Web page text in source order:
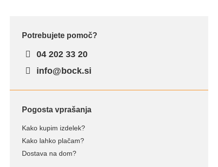
Potrebujete pomoč?
04 202 33 20
info@bock.si
Pogosta vprašanja
Kako kupim izdelek?
Kako lahko plačam?
Dostava na dom?